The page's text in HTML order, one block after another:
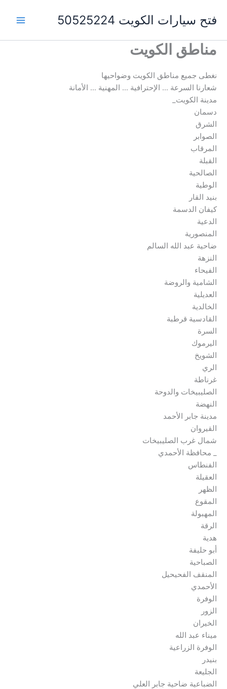
المحتوى
فتح سيارات الكويت 50525224
مناطق الكويت
نغطى جميع مناطق الكويت وضواحيها
شعارنا السرعة … الإحترافية … المهنية … الأمانة
مدينة الكويت_
دسمان
الشرق
الصوابر
المرقاب
القبلة
الصالحية
الوطية
بنيد القار
كيفان الدسمة
الدعية
المنصورية
ضاحية عبد الله السالم
النزهة
الفيحاء
الشامية والروضة
العديلية
الخالدية
القادسية قرطبة
السرة
اليرموك
الشويخ
الري
غرناطة
الصليبيخات والدوحة
النهضة
مدينة جابر الأحمد
القيروان
شمال غرب الصليبيخات
_ محافظة الأحمدي
الفنطاس
العقيلة
الظهر
المقوع
المهبولة
الرقة
هدية
أبو حليفة
الصباحية
المنقف الفحيحيل
الأحمدي
الوفرة
الزور
الخيران
ميناء عبد الله
الوفرة الزراعية
بنيدر
الجليعة
الضباعية ضاحية جابر العلي